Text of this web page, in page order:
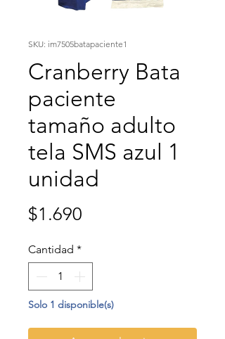
SKU: im7505batapaciente1
Cranberry Bata
paciente
tamaño adulto
tela SMS azul 1
unidad
$1.690
Cantidad *
Solo 1 disponible(s)